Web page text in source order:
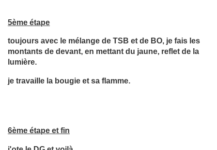
5ème étape
toujours avec le mélange de TSB et de BO, je fais les
montants de devant, en mettant du jaune, reflet de la
lumière.
je travaille la bougie et sa flamme.
6ème étape et fin